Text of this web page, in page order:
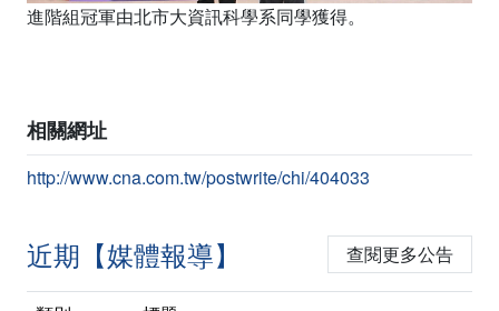
進階組冠軍由北市大資訊科學系同學獲得。
相關網址
http://www.cna.com.tw/postwrite/chi/404033
近期【媒體報導】 查閱更多公告